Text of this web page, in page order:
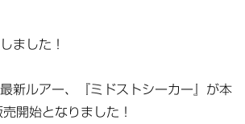
ました！
最新ルアー、『ミドストシーカー』が本
開始となりました！